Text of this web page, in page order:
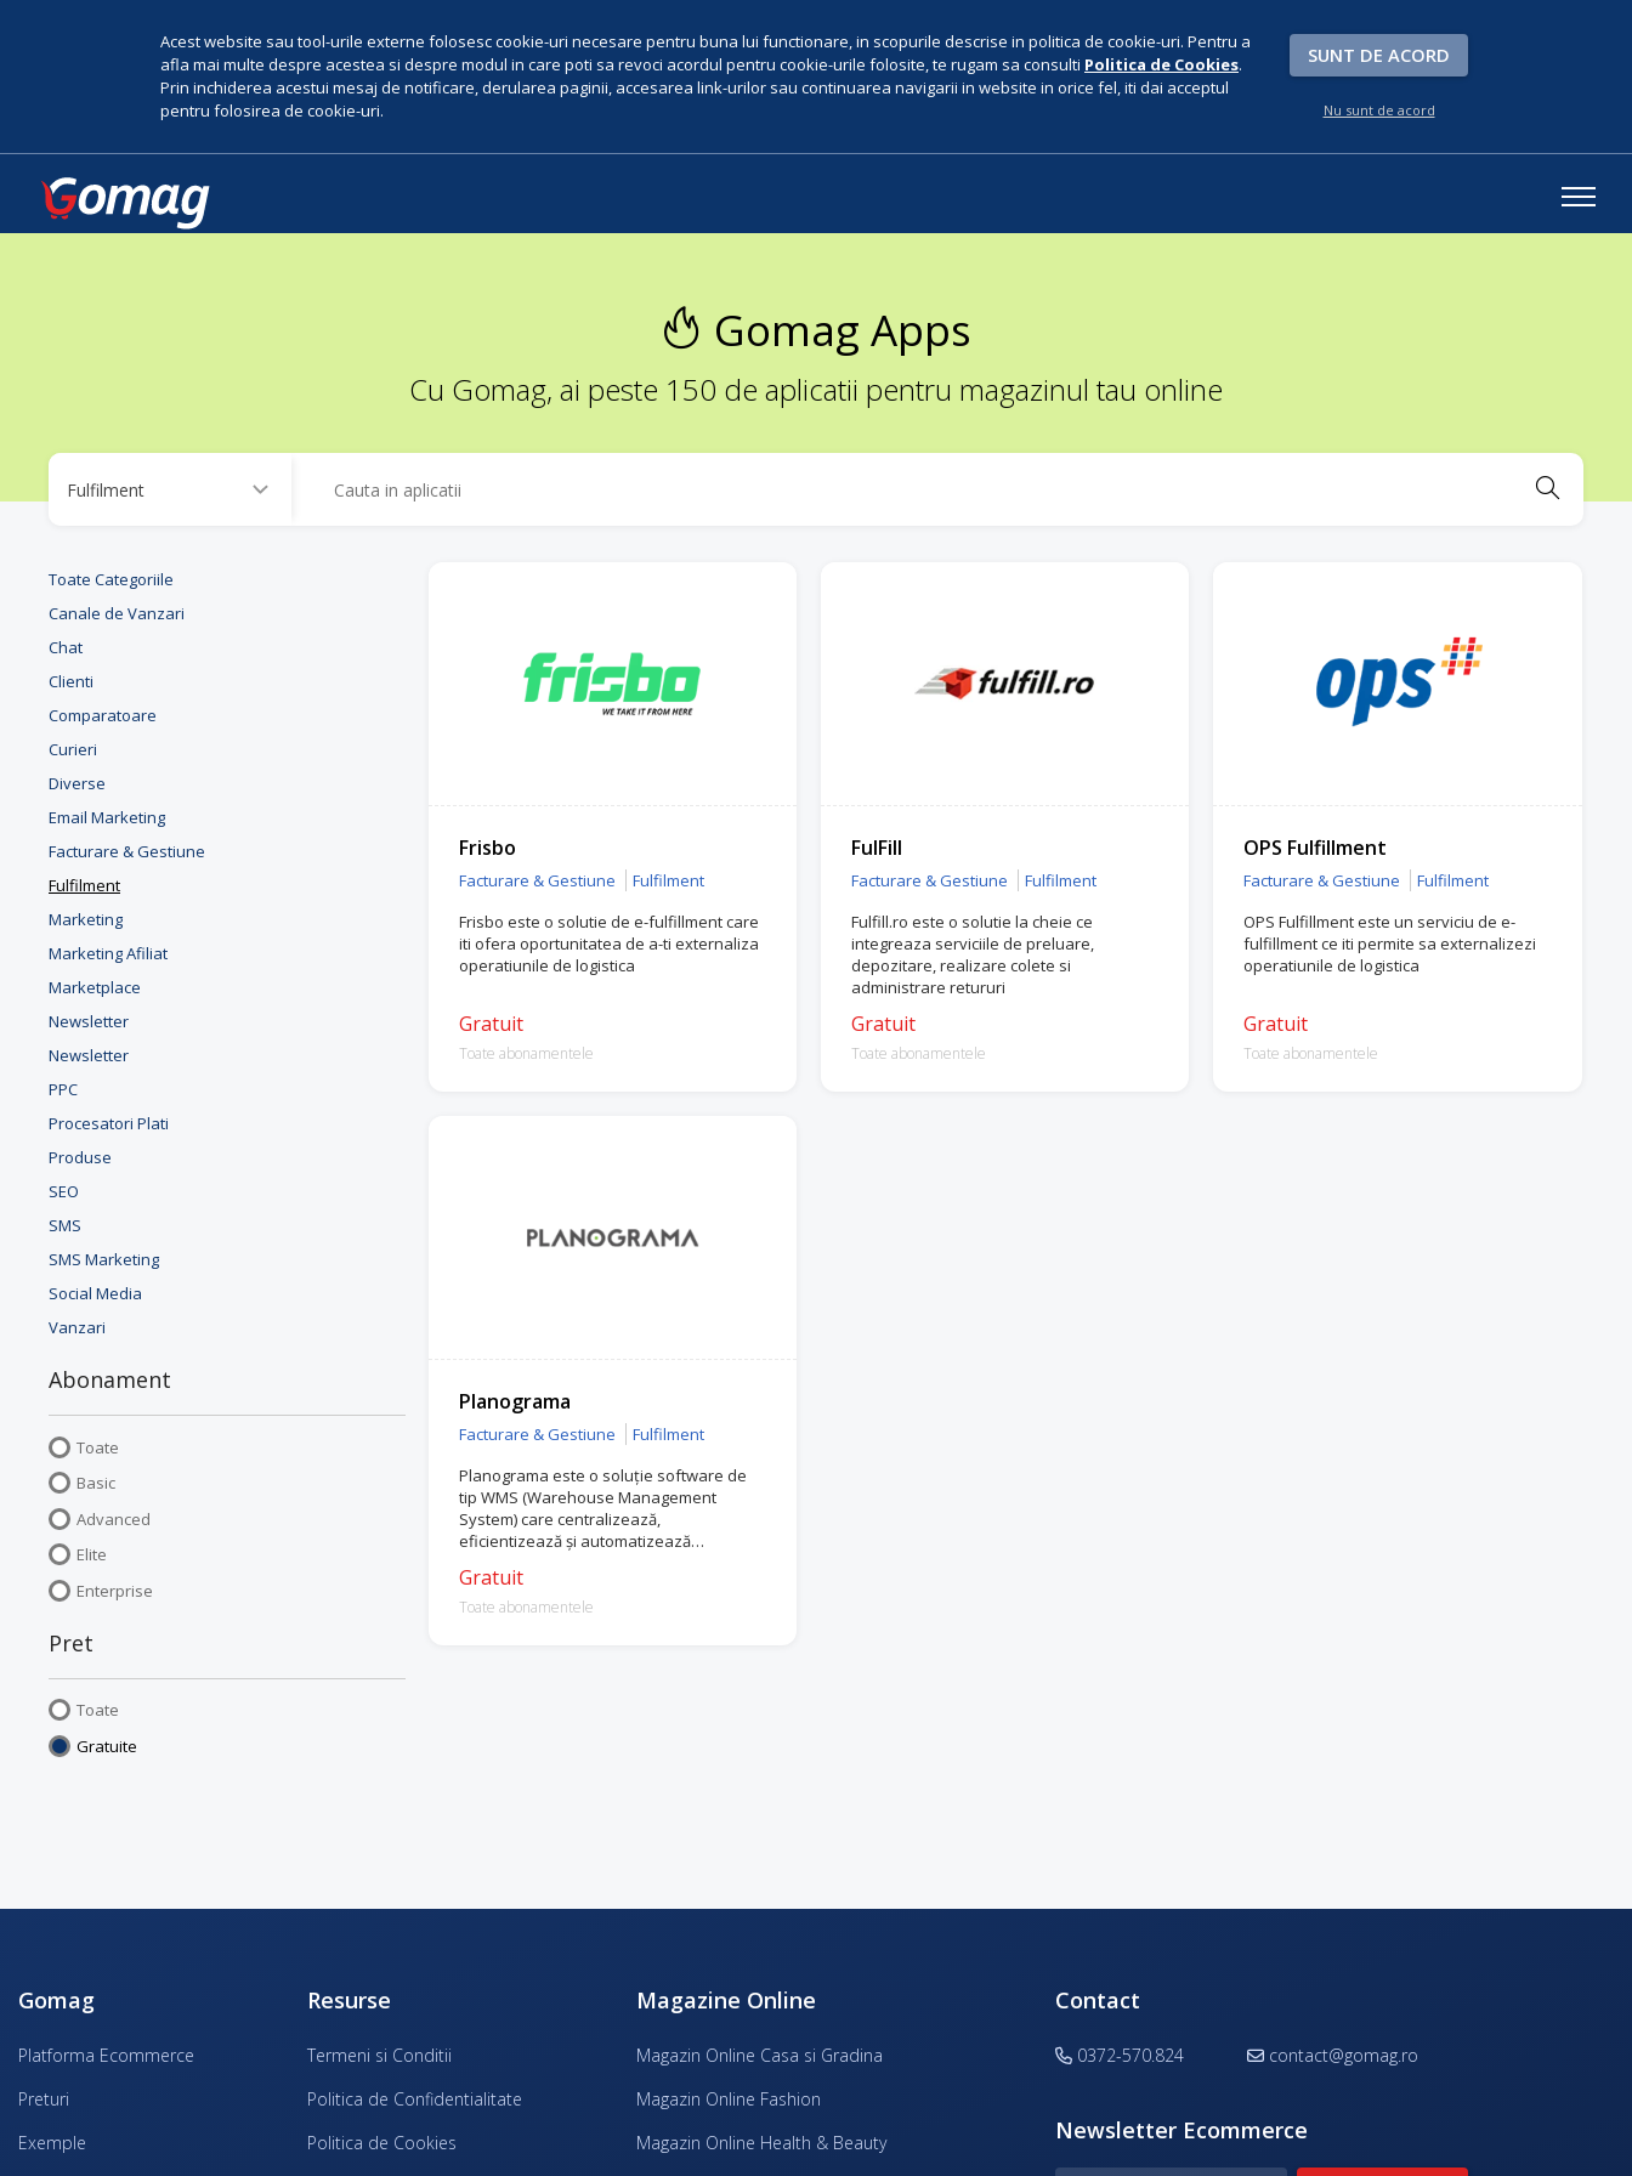
Acest website sau tool-urile externe folosesc cookie-uri necesare pentru buna lui functionare, in scopurile descrise in politica de cookie-uri. Pentru a
afla mai multe despre acestea si despre modul in care poti sa revoci acordul pentru cookie-urile folosite, te rugam sa consulti Politica de Cookies.
Prin inchiderea acestui mesaj de notificare, derularea paginii, accesarea link-urilor sau continuarea navigarii in website in orice fel, iti dai acceptul
pentru folosirea de cookie-uri.
SUNT DE ACORD
Nu sunt de acord
Gomag Apps
Cu Gomag, ai peste 150 de aplicatii pentru magazinul tau online
Toate Categoriile
Canale de Vanzari
Chat
Clienti
Comparatoare
Curieri
Diverse
Email Marketing
Facturare & Gestiune
Fulfilment
Marketing
Marketing Afiliat
Marketplace
Newsletter
Newsletter
PPC
Procesatori Plati
Produse
SEO
SMS
SMS Marketing
Social Media
Vanzari
Abonament
Toate
Basic
Advanced
Elite
Enterprise
Pret
Toate
Gratuite
Frisbo
Facturare & Gestiune
Fulfilment
Frisbo este o solutie de e-fulfillment care
iti ofera oportunitatea de a-ti externaliza
operatiunile de logistica
Gratuit
Toate abonamentele
FulFill
Facturare & Gestiune
Fulfilment
Fulfill.ro este o solutie la cheie ce
integreaza serviciile de preluare,
depozitare, realizare colete si
administrare retururi
Gratuit
Toate abonamentele
OPS Fulfillment
Facturare & Gestiune
Fulfilment
OPS Fulfillment este un serviciu de e-
fulfillment ce iti permite sa externalizezi
operatiunile de logistica
Gratuit
Toate abonamentele
Planograma
Facturare & Gestiune
Fulfilment
Planograma este o soluție software de
tip WMS (Warehouse Management
System) care centralizează,
eficientizează și automatizează
curierat și producție.
Gratuit
Toate abonamentele
Gomag
Platforma Ecommerce
Preturi
Exemple
Resurse
Termeni si Conditii
Politica de Confidentialitate
Politica de Cookies
Magazine Online
Magazin Online Casa si Gradina
Magazin Online Fashion
Magazin Online Health & Beauty
Contact
0372-570.824 contact@gomag.ro
Newsletter Ecommerce